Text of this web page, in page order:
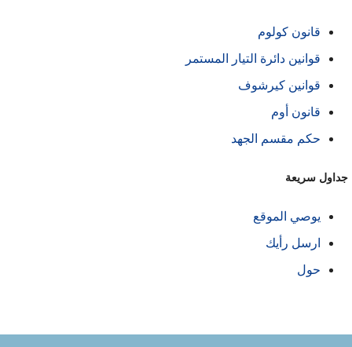
قانون كولوم
قوانين دائرة التيار المستمر
قوانين كيرشوف
قانون أوم
حكم مقسم الجهد
سريعة
يوصي الموقع
ارسل رأيك
حول